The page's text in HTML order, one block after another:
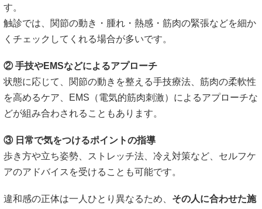
す。
触診では、関節の動き・腫れ・熱感・筋肉の緊張などを細か
くチェックしてくれる場合が多いです。
② 手技やEMSなどによるアプローチ
状態に応じて、関節の動きを整える手技療法、筋肉の柔軟性
を高めるケア、EMS（電気的筋肉刺激）によるアプローチな
どが組み合わされることもあります。
③ 日常で気をつけるポイントの指導
歩き方や立ち姿勢、ストレッチ法、冷え対策など、セルフケ
アのアドバイスを受けることも可能です。
違和感の正体は一人ひとり異なるため、 その人に合わせた施